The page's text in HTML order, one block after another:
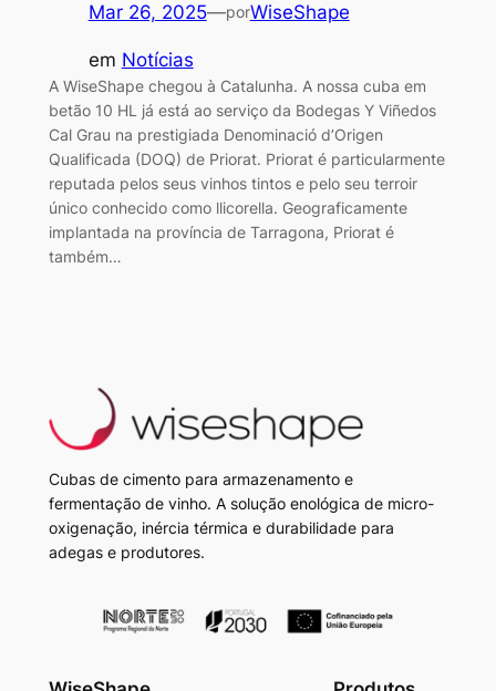
Mar 26, 2025—porWiseShape
em Notícias
A WiseShape chegou à Catalunha. A nossa cuba em
betão 10 HL já está ao serviço da Bodegas Y Viñedos
Cal Grau na prestigiada Denominació d’Origen
Qualificada (DOQ) de Priorat. Priorat é particularmente
reputada pelos seus vinhos tintos e pelo seu terroir
único conhecido como llicorella. Geograficamente
implantada na província de Tarragona, Priorat é
também…
Cubas de cimento para armazenamento e
fermentação de vinho. A solução enológica de micro-
oxigenação, inércia térmica e durabilidade para
adegas e produtores.